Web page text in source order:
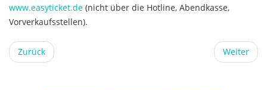
www.easyticket.de (nicht über die Hotline, Abendkasse,
Vorverkaufsstellen).
Zurück Weiter